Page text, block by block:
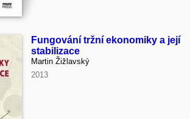
Fungování tržní ekonomiky a její
stabilizace
Martin Žižlavský
2013